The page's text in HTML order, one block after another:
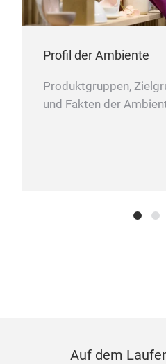
Profil der Ambiente
Produktgruppen,
und Fakten der
Auf dem